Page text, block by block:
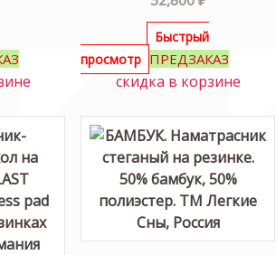
15%
Быстрый
просмотр ПРЕДЗАКАЗ
скидка в корзине